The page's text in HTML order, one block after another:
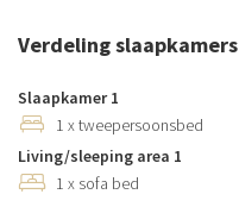
Verdeling slaapkamers
Slaapkamer 1
1 x tweepersoonsbed
Living/sleeping area 1
1 x sofa bed